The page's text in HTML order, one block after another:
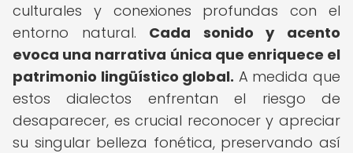
culturales y conexiones profundas con el
entorno natural. Cada sonido y acento
evoca una narrativa única que enriquece el
patrimonio lingüístico global. A medida que
estos dialectos enfrentan el riesgo de
desaparecer, es crucial reconocer y apreciar
su singular belleza fonética, preservando así